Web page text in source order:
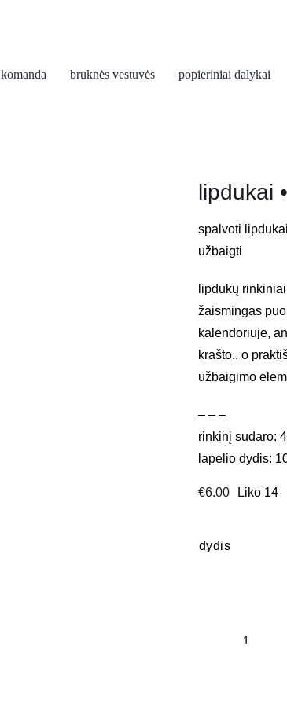
komanda
bruknės vestuvės popieriniai dalykai
lipdukai
spalvoti
užbaigti
lipdukų
žaismingas
kalendoriuje,
krašto.. o
užbaigimo
– – –
rinkinį sudaro:
lapelio dydis:
€6.00 Liko 14
dydis